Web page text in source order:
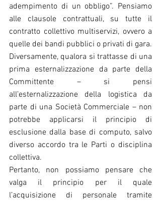
adempimento di un obbligo”. Pensiamo
alle clausole contrattuali, su tutte il
contratto collettivo multiservizi, ovvero a
quelle dei bandi pubblici o privati di gara.
Diversamente, qualora si trattasse di una
prima esternalizzazione da parte della
Committente – si pensi
all’esternalizzazione della logistica da
parte di una Società Commerciale – non
potrebbe applicarsi il principio di
esclusione dalla base di computo, salvo
diverso accordo tra le Parti o disciplina
collettiva.
Pertanto, non possiamo pensare che
valga il principio per il quale
l’acquisizione di personale tramite